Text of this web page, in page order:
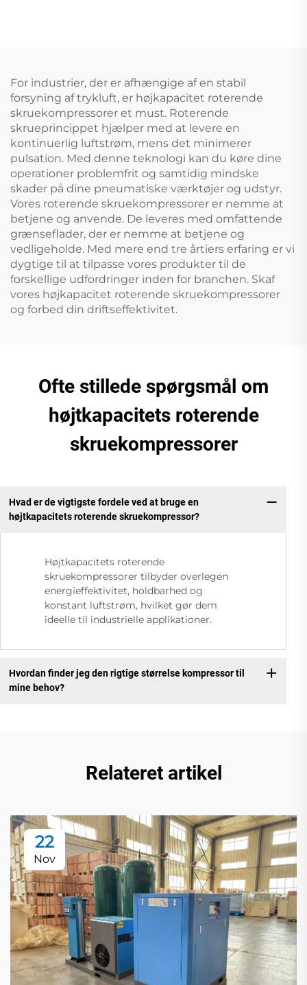
For industrier, der er afhængige af en stabil
forsyning af trykluft, er højkapacitet roterende
skruekompressorer et must. Roterende
skrueprincippet hjælper med at levere en
kontinuerlig luftstrøm, mens det minimerer
pulsation. Med denne teknologi kan du køre dine
operationer problemfrit og samtidig mindske
skader på dine pneumatiske værktøjer og udstyr.
Vores roterende skruekompressorer er nemme at
betjene og anvende. De leveres med omfattende
grænseflader, der er nemme at betjene og
vedligeholde. Med mere end tre årtiers erfaring er vi
dygtige til at tilpasse vores produkter til de
forskellige udfordringer inden for branchen. Skaf
vores højkapacitet roterende skruekompressorer
og forbed din driftseffektivitet.
Ofte stillede spørgsmål om
højtkapacitets roterende
skruekompressorer
Hvad er de vigtigste fordele ved at bruge en
højtkapacitets roterende skruekompressor?
Højtkapacitets roterende
skruekompressorer tilbyder overlegen
energieffektivitet, holdbarhed og
konstant luftstrøm, hvilket gør dem
ideelle til industrielle applikationer.
Hvordan finder jeg den rigtige størrelse kompressor til
mine behov?
Relateret artikel
22
Nov